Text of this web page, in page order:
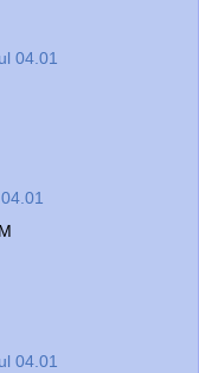
04.01
04.01